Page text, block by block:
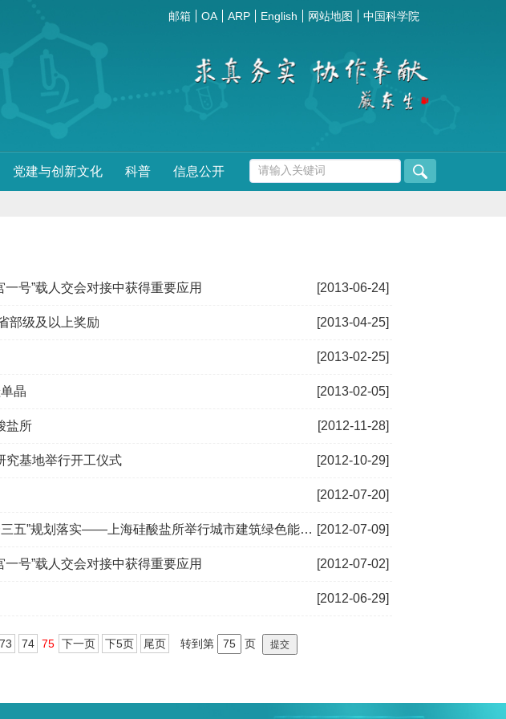
邮箱 OA ARP English 网站地图 中国科学院
党建与创新文化 科普 信息公开
[2013-06-24]
一号”载人交会对接中获得重要应用
[2013-04-25]
部级及以上奖励
[2013-02-25]
[2013-02-05]
晶
[2012-11-28]
盐所
[2012-10-29]
究基地举行开工仪式
[2012-07-20]
[2012-07-09]
所举行城市建筑绿色能源集成创新示范展示工程（IDEA）项目任务书签订仪式
[2012-07-02]
一号”载人交会对接中获得重要应用
[2012-06-29]
73 74 75 下一页 下5页 尾页 转到第 页